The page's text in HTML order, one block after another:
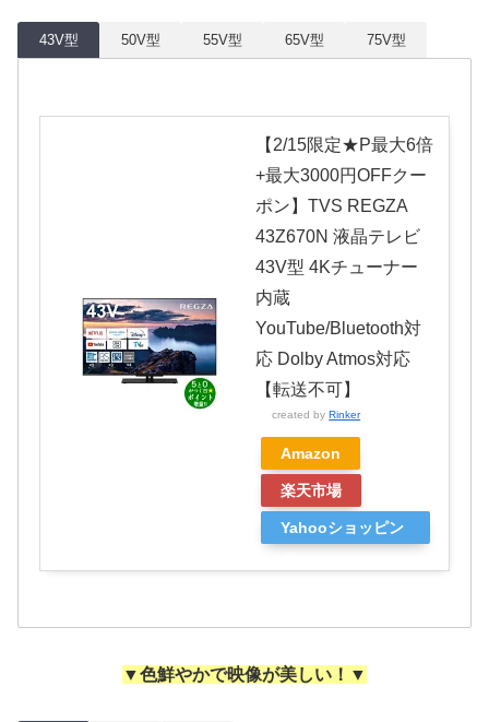
43V型 50V型 55V型 65V型 75V型
【2/15限定★P最大6倍
+最大3000円OFFクー
ポン】TVS REGZA
43Z670N 液晶テレビ
43V型 4Kチューナー
内蔵
YouTube/Bluetooth対
応 Dolby Atmos対応
【転送不可】
created byRinker
Amazon
楽天市場
Yahooショッピン
▼色鮮やかで映像が美しい！▼